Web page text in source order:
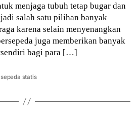
menjaga tubuh tetap bugar dan
salah satu pilihan banyak
karena selain menyenangkan
juga memberikan banyak
bagi para […]
sepeda statis